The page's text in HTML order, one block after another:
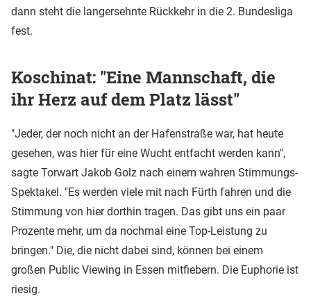
dann steht die langersehnte Rückkehr in die 2. Bundesliga
fest.
Koschinat: "Eine Mannschaft, die
ihr Herz auf dem Platz lässt"
"Jeder, der noch nicht an der Hafenstraße war, hat heute
gesehen, was hier für eine Wucht entfacht werden kann",
sagte Torwart Jakob Golz nach einem wahren Stimmungs-
Spektakel. "Es werden viele mit nach Fürth fahren und die
Stimmung von hier dorthin tragen. Das gibt uns ein paar
Prozente mehr, um da nochmal eine Top-Leistung zu
bringen." Die, die nicht dabei sind, können bei einem
großen Public Viewing in Essen mitfiebern. Die Euphorie ist
riesig.